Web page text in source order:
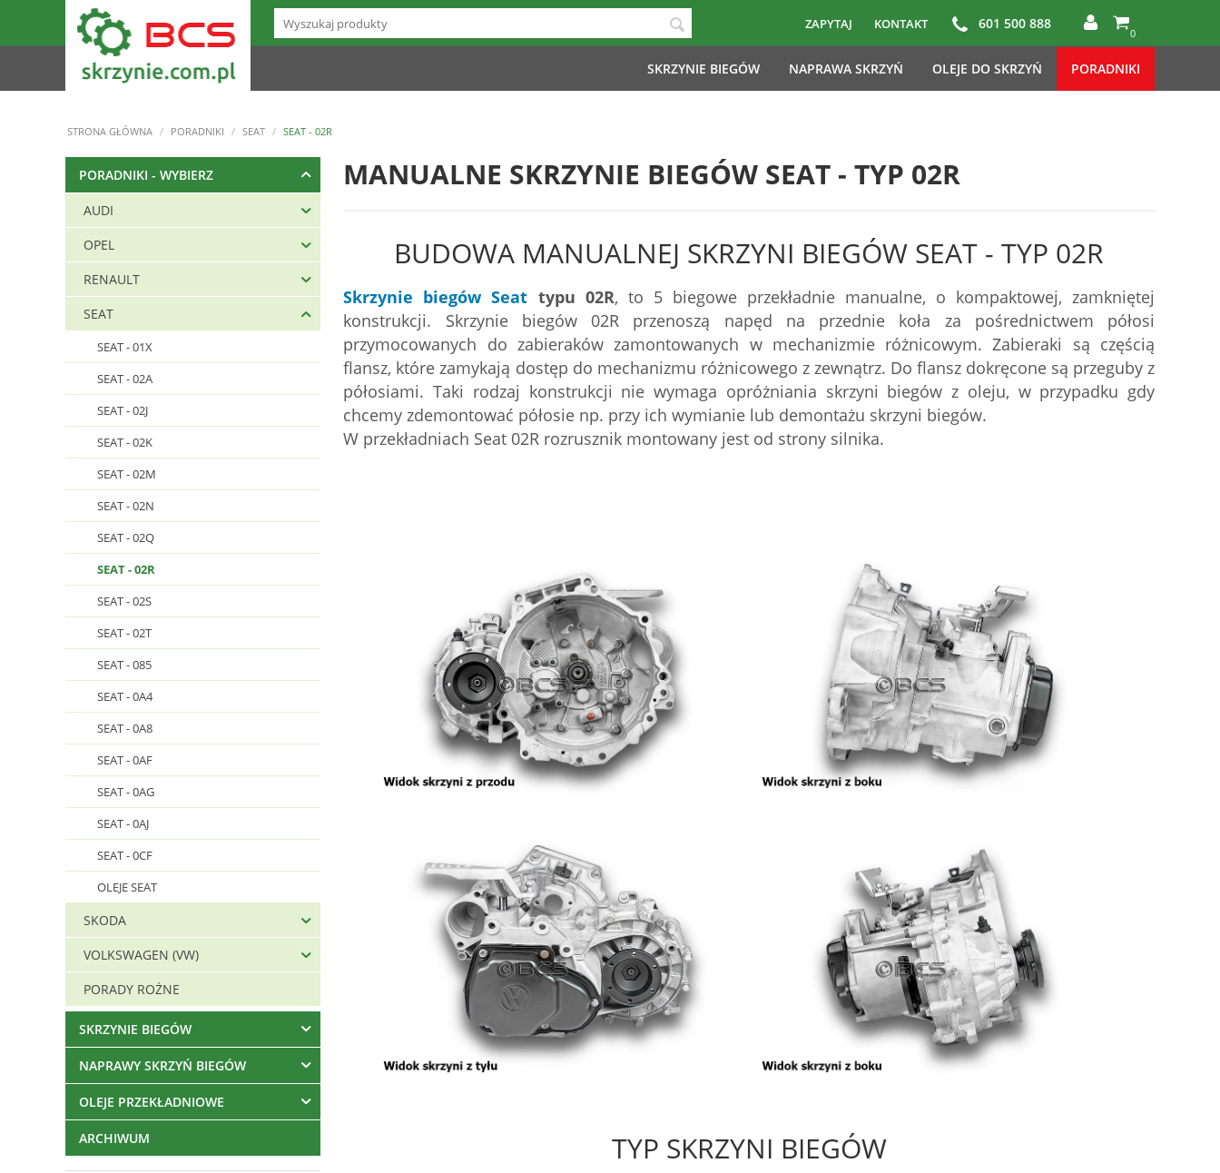
ZAPYTAJ KONTAKT 601 500 888
0
SKRZYNIE BIEGÓW NAPRAWA SKRZYŃ OLEJE DO SKRZYŃ PORADNIKI
STRONA GŁÓWNA / PORADNIKI / SEAT / SEAT - 02R
PORADNIKI - WYBIERZ
AUDI
OPEL
RENAULT
SEAT
SEAT - 01X
SEAT - 02A
SEAT - 02J
SEAT - 02K
SEAT - 02M
SEAT - 02N
SEAT - 02Q
SEAT - 02R
SEAT - 02S
SEAT - 02T
SEAT - 085
SEAT - 0A4
SEAT - 0A8
SEAT - 0AF
SEAT - 0AG
SEAT - 0AJ
SEAT - 0CF
OLEJE SEAT
SKODA
VOLKSWAGEN (VW)
PORADY ROŻNE
SKRZYNIE BIEGÓW
NAPRAWY SKRZYŃ BIEGÓW
OLEJE PRZEKŁADNIOWE
ARCHIWUM
MANUALNE SKRZYNIE BIEGÓW SEAT - TYP 02R
BUDOWA MANUALNEJ SKRZYNI BIEGÓW SEAT - TYP 02R
Skrzynie biegów Seat typu 02R, to 5 biegowe przekładnie manualne, o kompaktowej, zamkniętej
konstrukcji. Skrzynie biegów 02R przenoszą napęd na przednie koła za pośrednictwem półosi
przymocowanych do zabieraków zamontowanych w mechanizmie różnicowym. Zabieraki są częścią
flansz, które zamykają dostęp do mechanizmu różnicowego z zewnątrz. Do flansz dokręcone są przeguby z
półosiami. Taki rodzaj konstrukcji nie wymaga opróżniania skrzyni biegów z oleju, w przypadku gdy
chcemy zdemontować półosie np. przy ich wymianie lub demontażu skrzyni biegów.
W przekładniach Seat 02R rozrusznik montowany jest od strony silnika.
TYP SKRZYNI BIEGÓW